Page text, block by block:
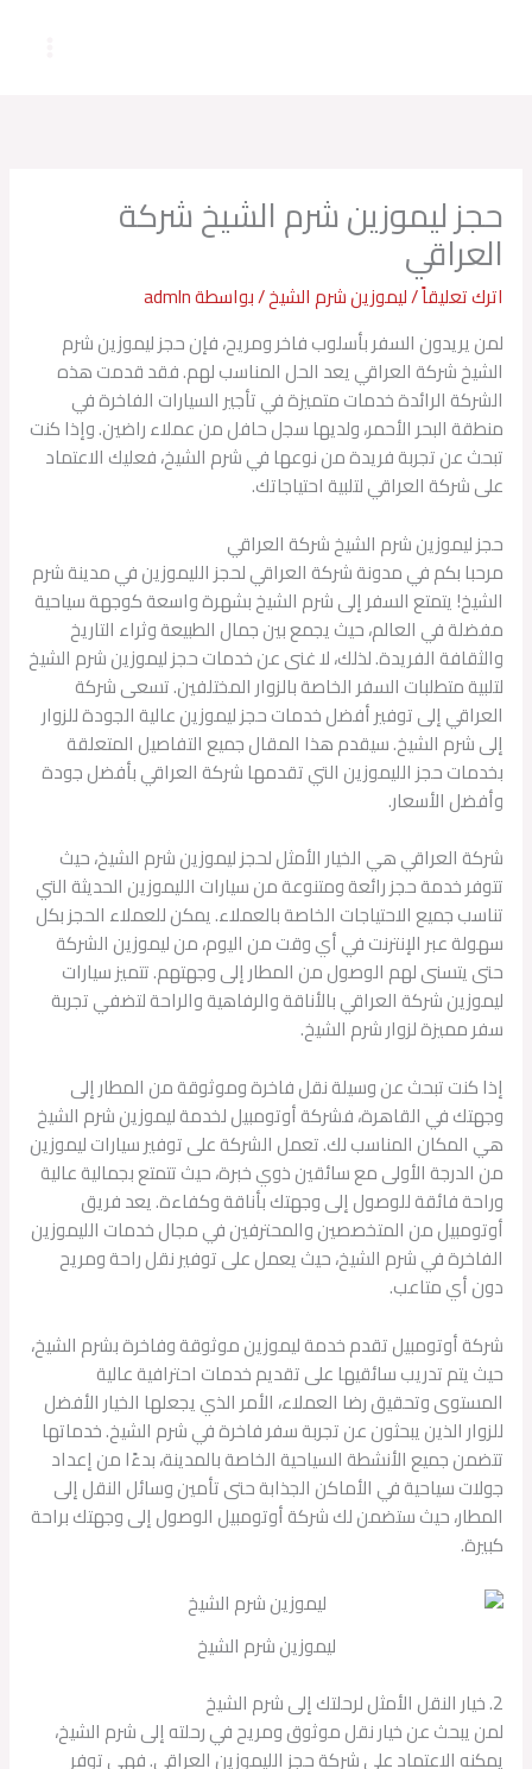
حجز ليموزين شرم الشيخ شركة
العراقي
اترك تعليقاً/ليموزين شرم الشيخ/ بواسطةadmln
لمن يريدون السفر بأسلوب فاخر ومريح، فإن حجز ليموزين شرم
الشيخ شركة العراقي يعد الحل المناسب لهم. فقد قدمت هذه
الشركة الرائدة خدمات متميزة في تأجير السيارات الفاخرة في
منطقة البحر الأحمر، ولديها سجل حافل من عملاء راضين. وإذا كنت
تبحث عن تجربة فريدة من نوعها في شرم الشيخ، فعليك الاعتماد
على شركة العراقي لتلبية احتياجاتك.
حجز ليموزين شرم الشيخ شركة العراقي
مرحبا بكم في مدونة شركة العراقي لحجز الليموزين في مدينة شرم
الشيخ! يتمتع السفر إلى شرم الشيخ بشهرة واسعة كوجهة سياحية
مفضلة في العالم، حيث يجمع بين جمال الطبيعة وثراء التاريخ
والثقافة الفريدة. لذلك، لا غنى عن خدمات حجز ليموزين شرم الشيخ
لتلبية متطلبات السفر الخاصة بالزوار المختلفين. تسعى شركة
العراقي إلى توفير أفضل خدمات حجز ليموزين عالية الجودة للزوار
إلى شرم الشيخ. سيقدم هذا المقال جميع التفاصيل المتعلقة
بخدمات حجز الليموزين التي تقدمها شركة العراقي بأفضل جودة
وأفضل الأسعار.
شركة العراقي هي الخيار الأمثل لحجز ليموزين شرم الشيخ، حيث
تتوفر خدمة حجز رائعة ومتنوعة من سيارات الليموزين الحديثة التي
تناسب جميع الاحتياجات الخاصة بالعملاء. يمكن للعملاء الحجز بكل
سهولة عبر الإنترنت في أي وقت من اليوم، من ليموزين الشركة
حتى يتسنى لهم الوصول من المطار إلى وجهتهم. تتميز سيارات
ليموزين شركة العراقي بالأناقة والرفاهية والراحة لتضفي تجربة
سفر مميزة لزوار شرم الشيخ.
إذا كنت تبحث عن وسيلة نقل فاخرة وموثوقة من المطار إلى
وجهتك في القاهرة، فشركة أوتومبيل لخدمة ليموزين شرم الشيخ
هي المكان المناسب لك. تعمل الشركة على توفير سيارات ليموزين
من الدرجة الأولى مع سائقين ذوي خبرة، حيث تتمتع بجمالية عالية
وراحة فائقة للوصول إلى وجهتك بأناقة وكفاءة. يعد فريق
أوتومبيل من المتخصصين والمحترفين في مجال خدمات الليموزين
الفاخرة في شرم الشيخ، حيث يعمل على توفير نقل راحة ومريح
دون أي متاعب.
شركة أوتومبيل تقدم خدمة ليموزين موثوقة وفاخرة بشرم الشيخ،
حيث يتم تدريب سائقيها على تقديم خدمات احترافية عالية
المستوى وتحقيق رضا العملاء، الأمر الذي يجعلها الخيار الأفضل
للزوار الذين يبحثون عن تجربة سفر فاخرة في شرم الشيخ. خدماتها
تتضمن جميع الأنشطة السياحية الخاصة بالمدينة، بدءًا من إعداد
جولات سياحية في الأماكن الجذابة حتى تأمين وسائل النقل إلى
المطار، حيث ستضمن لك شركة أوتومبيل الوصول إلى وجهتك براحة
كبيرة.
ليموزين شرم الشيخ
2. خيار النقل الأمثل لرحلتك إلى شرم الشيخ
لمن يبحث عن خيار نقل موثوق ومريح في رحلته إلى شرم الشيخ،
يمكنه الاعتماد على شركة حجز الليموزين العراقي. فهي توفر